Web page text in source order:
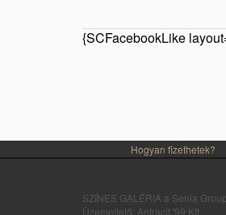
{SCFacebookLike
Hogyan fizethetek?
SZÍNES GALÉRIA a Senia
Üzemeltető: Antracit '99 Kft